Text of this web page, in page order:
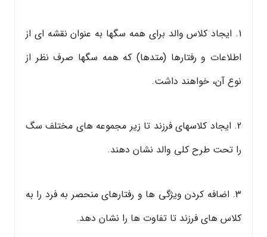
1. ایجاد کلاس والد برای همه سگها به عنوان نقشه ای از
اطلاعات و رفتارها (متدها) که همه سگها صرف نظر از
نوع آن، خواهند داشت.
2. ایجاد کلاسهای فرزند تا زیر مجموعه های مختلف سگ
را تحت طرح کلی والد نشان دهند.
3. اضافه کردن ویژگی ها و رفتارهای منحصر به فرد را به
کلاس های فرزند تا تفاوت ها را نشان دهد.